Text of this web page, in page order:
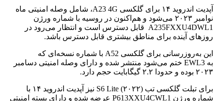
آپدیت اندروید ۱۴ برای گلکسی A23 4G، شامل وصله امنیتی ماه
نوامبر ۲۰۲۳ می‌شود و هم‌اکنون در روسیه با شماره ورژن
A235FXXU4DWL1 قابل دسترس است و انتظار می‌رود در
روزهای آینده برای مناطق بیشتری قابل دسترس باشد.
این به‌روزرسانی برای گلکسی A52 با شماره نسخه‌ای که
به EWL3 ختم می‌شود منتشر شده و دارای وصله امنیتی دسامبر
۲۰۲۳ بوده و حدودا ۲.۲ گیگابایت حجم دارد.
برای تبلت گلکسی تب S6 Lite (۲۰۲۲) نیز آپدیت اندروید ۱۴ با
شماره ورژن P613XXU4CWL1 عرضه شده و دارای بسته امنیتی